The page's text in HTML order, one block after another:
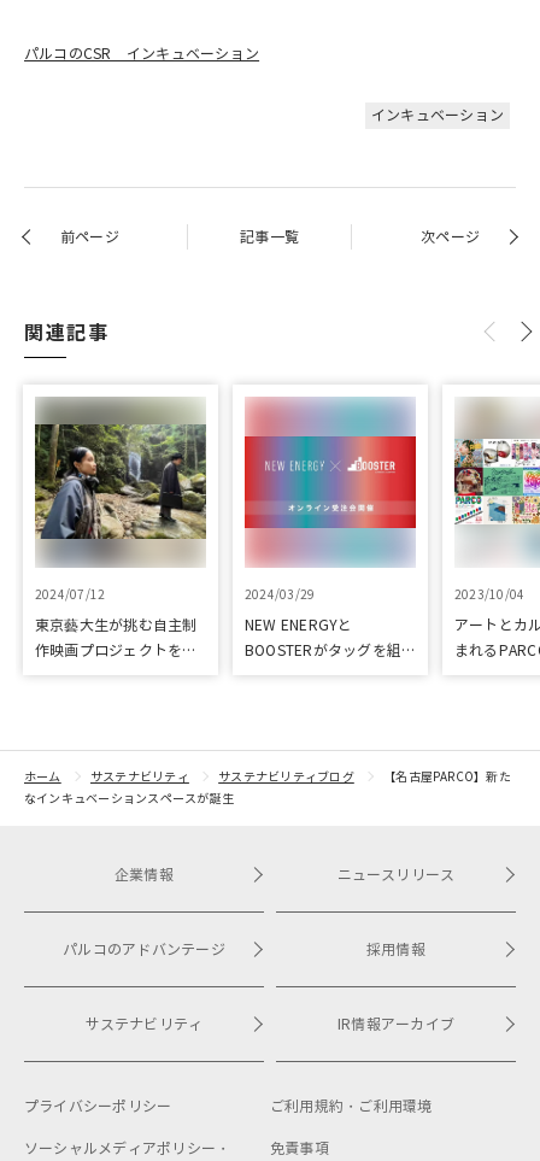
パルコのCSR インキュベーション
インキュベーション
前ページ 記事一覧 次ページ
関連記事
2024/07/12
東京藝大生が挑む自主制
作映画プロジェクトをク
2024/03/29
NEW ENERGYと
BOOSTERがタッグを組
2023/10/04
アートとカ
まれる
ホーム サステナビリティ サステナビリティブログ
【名古屋PARCO】新た
なインキュベーションスペースが誕生
企業情報
パルコのアドバンテージ
サステナビリティ
ニュースリリース
採用情報
IR情報アーカイブ
プライバシーポリシー ご利用規約・ ご利用環境
ソーシャルメディアポリシー・ 免責事項